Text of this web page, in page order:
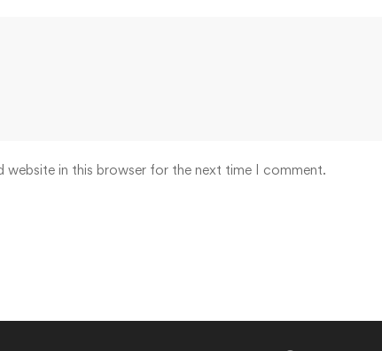
website in this browser for the next time I comment.